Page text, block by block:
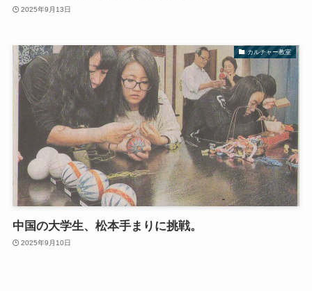
2025年9月13日
カルチャー教室
中国の大学生、松本手まりに挑戦。
2025年9月10日